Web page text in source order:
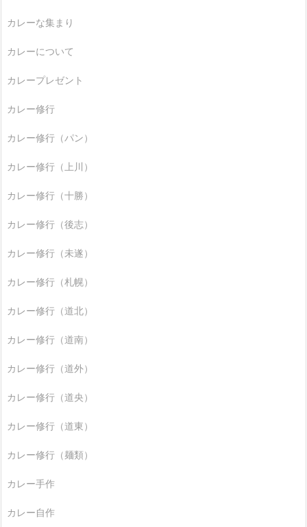
カレーな集まり
カレーについて
カレープレゼント
カレー修行
カレー修行（パン）
カレー修行（上川）
カレー修行（十勝）
カレー修行（後志）
カレー修行（未遂）
カレー修行（札幌）
カレー修行（道北）
カレー修行（道南）
カレー修行（道外）
カレー修行（道央）
カレー修行（道東）
カレー修行（麺類）
カレー手作
カレー自作